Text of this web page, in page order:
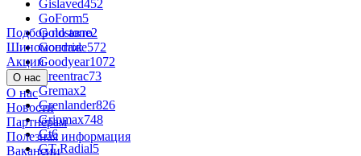
Gislaved452
GoForm5
Goldstone2
Goodride572
Goodyear1072
Greentrac73
Gremax2
Grenlander826
Gripmax748
Gt6
GT Radial5
Подбор по авто
Шиномонтаж
Акции
О нас
О нас
Новости
Партнёрам
Полезная информация
Вакансии